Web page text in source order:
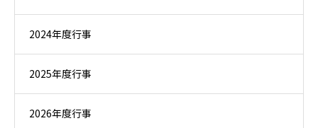
2024年度行事
2025年度行事
2026年度行事